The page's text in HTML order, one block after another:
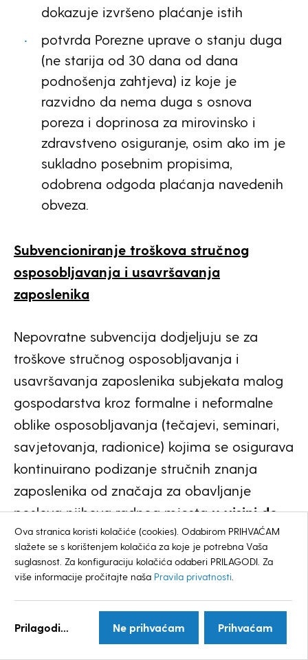
dokazuje izvršeno plaćanje istih
potvrda Porezne uprave o stanju duga
(ne starija od 30 dana od dana
podnošenja zahtjeva) iz koje je
razvidno da nema duga s osnova
poreza i doprinosa za mirovinsko i
zdravstveno osiguranje, osim ako im je
sukladno posebnim propisima,
odobrena odgoda plaćanja navedenih
obveza.
Subvencioniranje troškova stručnog
osposobljavanja i usavršavanja
zaposlenika
Nepovratne subvencija dodjeljuju se za
troškove stručnog osposobljavanja i
usavršavanja zaposlenika subjekata malog
gospodarstva kroz formalne i neformalne
oblike osposobljavanja (tečajevi, seminari,
savjetovanja, radionice) kojima se osigurava
kontinuirano podizanje stručnih znanja
zaposlenika od značaja za obavljanje
poslova njihova radnog mjestau visini do
50% od iznosa opravdanih troškova (bez
PDV-a), a najviše 5.000,00 kuna.
Troškovi nastali u okviru formalnog
obrazovanja (u nekoj obrazovnoj ustanovi
prema definiranom nastavnom planu i
Ova stranica koristi kolačiće (cookies). Odabirom PRIHVAĆAM
slažete se s korištenjem kolačića za koje je potrebna Vaša
suglasnost. Za konfiguraciju kolačića odaberi PRILAGODI. Za
više informacije pročitajte naša Pravila privatnosti
Prilagodi... Ne prihvaćam Prihvaćam